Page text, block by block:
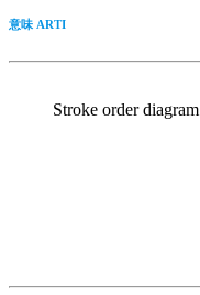
意味 ARTI
Stroke order diagram